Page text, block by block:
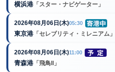
横浜港 「スター・ナビゲーター」
2026年08月06日(木)05:30
東京港 「セレブリティ・ミレニアム」
2026年08月06日(木)11:00
青森港 「飛鳥II」